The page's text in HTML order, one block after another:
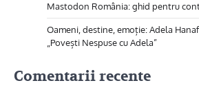
Mastodon România: ghid pentru
Oameni, destine, emoție: Adela
„Povești Nespuse cu Adela”
Comentarii recente